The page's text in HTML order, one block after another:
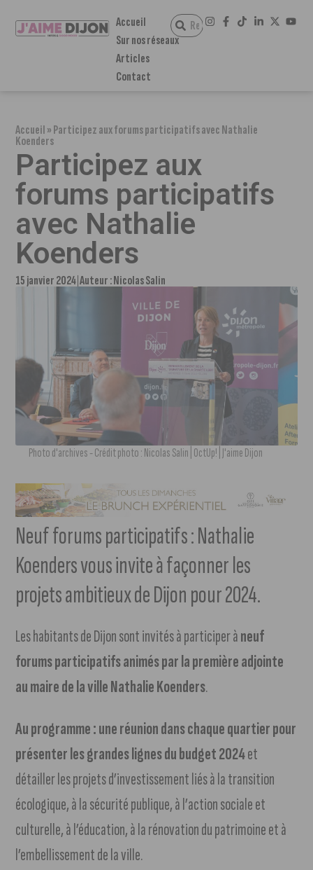
Accueil
Sur nos réseaux
Articles
Contact
Accueil»Participez aux forums participatifs avec Nathalie
Koenders
Participez aux
forums participatifs
avec Nathalie
Koenders
15 janvier 2024 Auteur :Nicolas Salin
Photo d'archives - Crédit photo : Nicolas Salin | OctUp! | J'aime Dijon
Neuf forums participatifs : Nathalie
Koenders vous invite à façonner les
projets ambitieux de Dijon pour 2024.
Les habitants de Dijon sont invités à participer àneuf
forums participatifs animés par la première adjointe
au maire de la ville Nathalie Koenders.
Au programme : une réunion dans chaque quartier pour
présenter les grandes lignes du budget 2024et
détailler les projets d’investissement liés à la transition
écologique, à la sécurité publique, à l’action sociale et
culturelle, à l’éducation, à la rénovation du patrimoine et à
l’embellissement de la ville.